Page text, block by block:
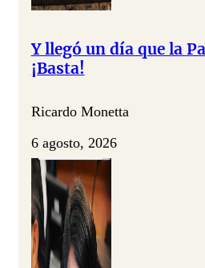
Y llegó un día que la
¡Basta!
Ricardo Monetta
6 agosto, 2026